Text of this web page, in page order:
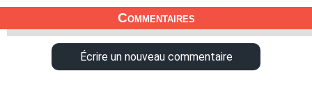
Commentaires
Écrire un nouveau commentaire